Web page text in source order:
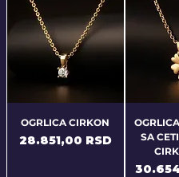
OGRLICA CIRKON
Price
28.851,00 RSD
SA
Price